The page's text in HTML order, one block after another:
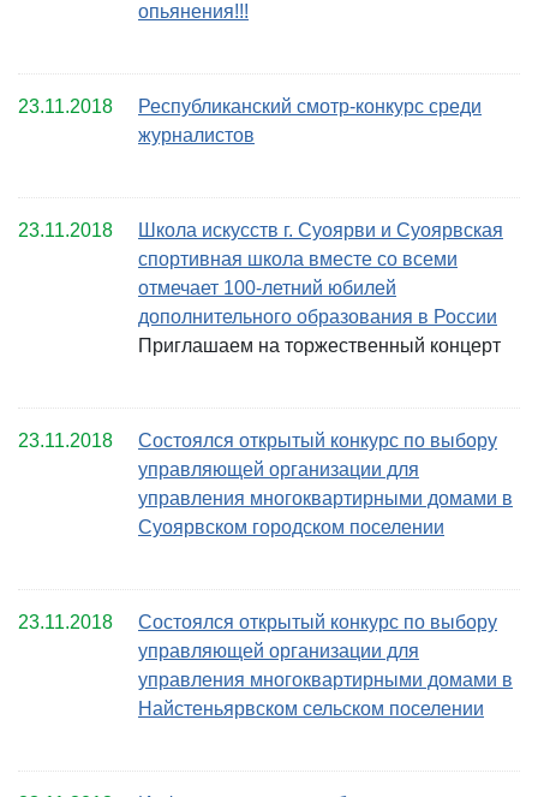
опьянения!!!
23.11.2018
Республиканский смотр-конкурс среди
журналистов
23.11.2018
Школа искусств г. Суоярви и Суоярвская
спортивная школа вместе со всеми
отмечает 100-летний юбилей
дополнительного образования в России
Приглашаем на торжественный концерт
23.11.2018
Состоялся открытый конкурс по выбору
управляющей организации для
управления многоквартирными домами в
Суоярвском городском поселении
23.11.2018
Состоялся открытый конкурс по выбору
управляющей организации для
управления многоквартирными домами в
Найстеньярвском сельском поселении